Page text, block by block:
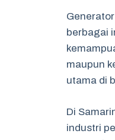
berbagai
maupun
utama di
Di
industri